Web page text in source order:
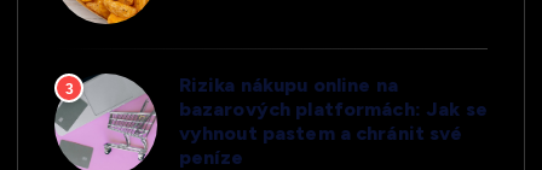
3
Rizika nákupu online na
bazarových platformách: Jak se
vyhnout pastem a chránit své
peníze